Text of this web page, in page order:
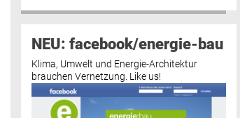
NEU: facebook/energie-bau
Klima, Umwelt und Energie-Architektur
brauchen Vernetzung. Like us!